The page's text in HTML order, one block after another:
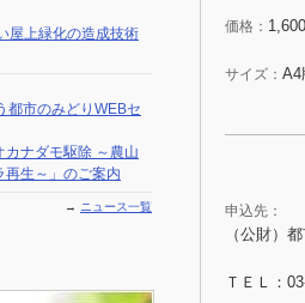
価格：
サイズ： A4
申込先：
（公財）
ＴＥＬ：
屋上緑化の造成技術
都市のみどりWEBセ
カナダモ駆除 ～農山
再生～」のご案内
→ ニュース一覧